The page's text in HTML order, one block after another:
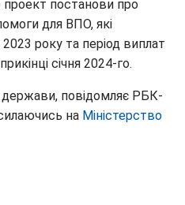
постанови про
для ВПО, які
року та період виплат
січня 2024-го.
повідомляє РБК-
на Міністерство